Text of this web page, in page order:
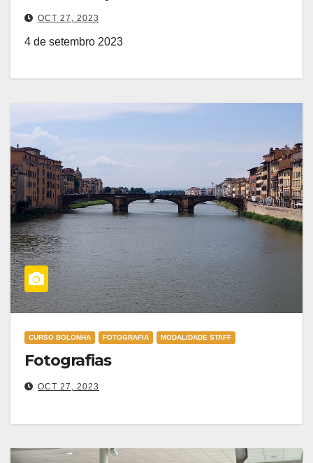
OCT 27, 2023
4 de setembro 2023
CURSO BOLONHA FOTOGRAFIA MODALIDADE STAFF
Fotografias
OCT 27, 2023